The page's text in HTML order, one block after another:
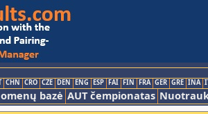
CHN CRO CZE DEN ENG ESP FAI FIN FRA GER GRE INA
bazė AUT čempionatas